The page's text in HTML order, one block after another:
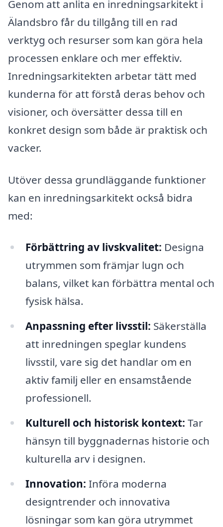
Genom att anlita en inredningsarkitekt i
Älandsbro får du tillgång till en rad
verktyg och resurser som kan göra hela
processen enklare och mer effektiv.
Inredningsarkitekten arbetar tätt med
kunderna för att förstå deras behov och
visioner, och översätter dessa till en
konkret design som både är praktisk och
vacker.
Utöver dessa grundläggande funktioner
kan en inredningsarkitekt också bidra
med:
Förbättring av livskvalitet: Designa
utrymmen som främjar lugn och
balans, vilket kan förbättra mental och
fysisk hälsa.
Anpassning efter livsstil: Säkerställa
att inredningen speglar kundens
livsstil, vare sig det handlar om en
aktiv familj eller en ensamstående
professionell.
Kulturell och historisk kontext: Tar
hänsyn till byggnadernas historie och
kulturella arv i designen.
Innovation: Införa moderna
designtrender och innovativa
lösningar som kan göra utrymmet